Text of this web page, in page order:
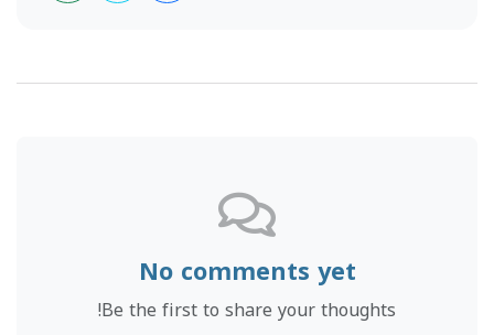
No comments yet
Be the first to share your thoughts!